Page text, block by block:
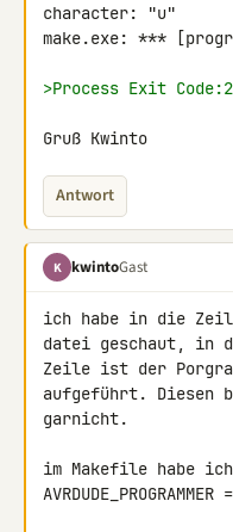
character: "u"
make.exe: ***
>Process Exit Code:2
Gruß Kwinto
Antwort
K kwintoGast
ich habe in die
datei geschaut, in
Zeile ist der
aufgeführt. Diesen
garnicht.
im Makefile habe